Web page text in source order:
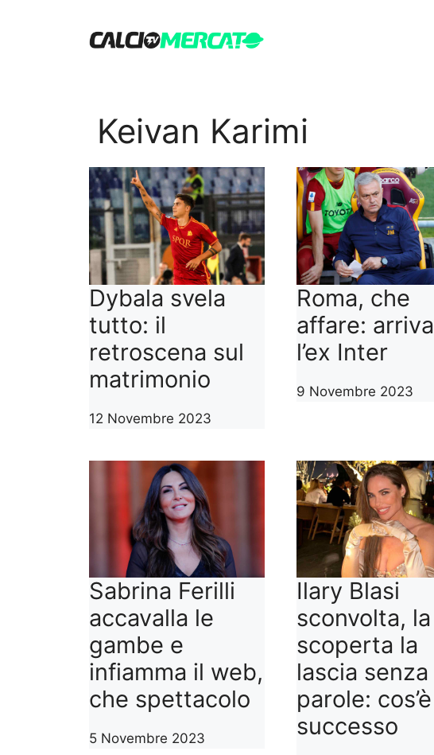
Keivan Karimi
Dybala svela
tutto: il
retroscena sul
matrimonio
12 Novembre 2023
Roma, che
affare: arriva
l’ex Inter
9 Novembre 2023
Sabrina Ferilli
accavalla le
gambe e
infiamma il web,
che spettacolo
5 Novembre 2023
Ilary Blasi
sconvolta, la
scoperta la
lascia senza
parole: cos’è
successo